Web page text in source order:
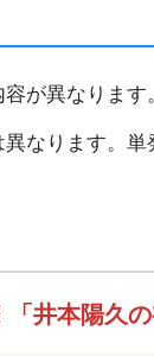
が異なります
なります。単
井本陽久の